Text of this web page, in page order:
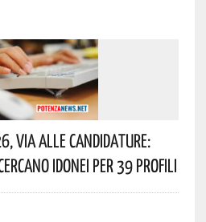
Via Alle Candidature:
Idonei Per 39 Profili